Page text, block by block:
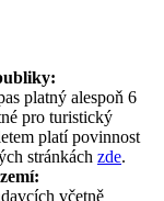
platný alespoň 6
pro turistický
platí povinnost
stránkách zde.
včetně